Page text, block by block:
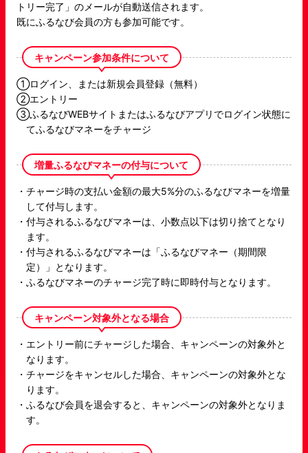
トリー完了」のメールが自動送信されます。
既にふるなび会員の方も参加可能です。
キャンペーン参加条件について
①ログイン、または新規会員登録（無料）
②エントリー
③ふるなびWEBサイトまたはふるなびアプリでログイン状態に
てふるなびマネーをチャージ
増量ふるなびマネーの付与について
チャージ時の支払い金額の最大5%分のふるなびマネーを増量
して付与します。
付与されるふるなびマネーは、小数点以下は切り捨てとなり
ます。
付与されるふるなびマネーは「ふるなびマネー（期間限
定）」となります。
ふるなびマネーのチャージ完了時に即時付与となります。
キャンペーン対象外となる場合
エントリー前にチャージした場合、キャンペーンの対象外と
なります。
チャージをキャンセルした場合、キャンペーンの対象外とな
ります。
ふるなび会員を退会すると、キャンペーンの対象外となりま
す。